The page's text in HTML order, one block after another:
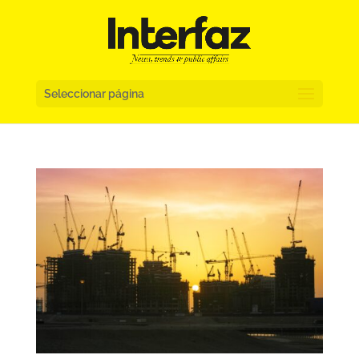
Seleccionar página